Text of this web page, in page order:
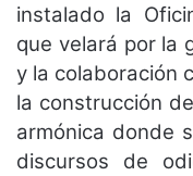
instalado la
que velará por la
y la colaboración
la construcción
armónica donde
discursos de